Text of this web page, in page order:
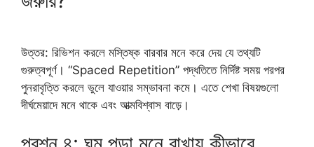
উত্তর: রিভিশন করলে মস্তিষ্ক বারবার মনে করে দেয় যে তথ্যটি
গুরুত্বপূর্ণ। “Spaced Repetition” পদ্ধতিতে নির্দিষ্ট সময় পরপর
পুনরাবৃত্তি করলে ভুলে যাওয়ার সম্ভাবনা কমে। এতে শেখা বিষয়গুলো
দীর্ঘমেয়াদে মনে থাকে এবং আত্মবিশ্বাস বাড়ে।